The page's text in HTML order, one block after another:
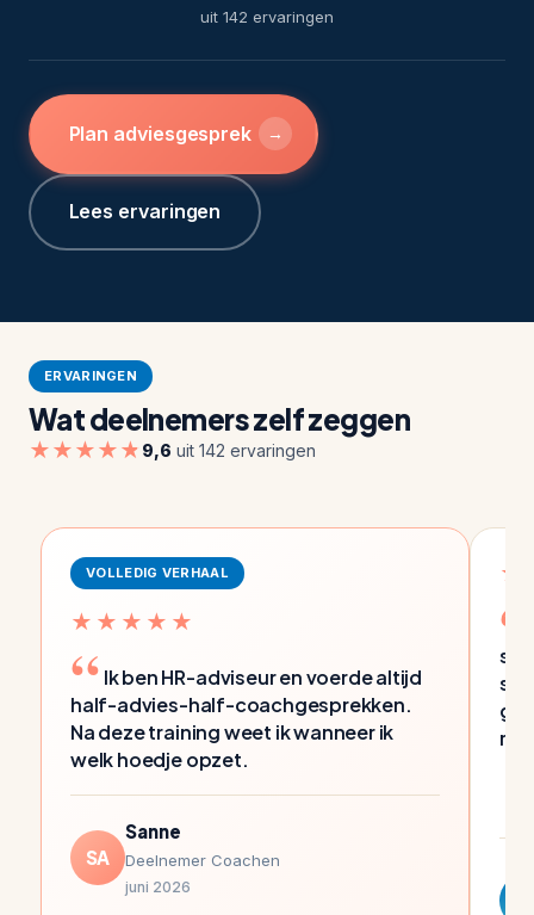
uit 142 ervaringen
Plan adviesgesprek →
Lees ervaringen
ERVARINGEN
Wat deelnemers zelf zeggen
★★★★★ 9,6 uit 142 ervaringen
VOLLEDIG VERHAAL
★★★★★
Ik ben HR-adviseur en voerde altijd
half-advies-half-coachgesprekken.
Na deze training weet ik wanneer ik
welk hoedje opzet.
SA
Sanne
Deelnemer Coachen
juni 2026